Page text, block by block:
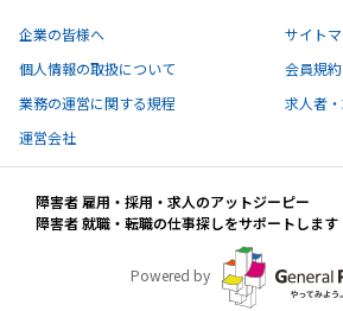
企業の皆様へ
サイト
個人情報の取扱について
会員規約
業務の運営に関する規程
求人者
運営会社
障害者 雇用・採用・求人のアットジーピー
障害者 就職・転職の仕事探しをサポートします
Powered by